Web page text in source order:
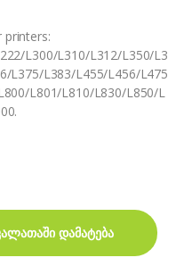
L300/L310/L312/L350/L3
L375/L383/L455/L456/L475
L801/L810/L830/L850/L
დამატება